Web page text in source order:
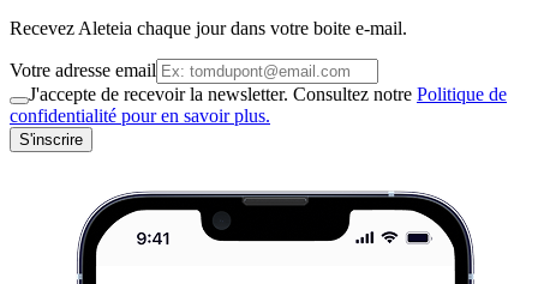
Recevez Aleteia chaque jour dans votre boite e-mail.
Votre adresse email
J'accepte de recevoir la newsletter. Consultez notre Politique de
confidentialité pour en savoir plus.
S'inscrire